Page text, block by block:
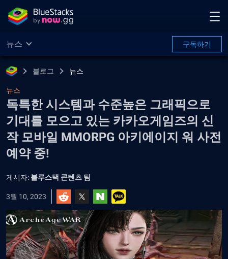
뉴스 구독하기
블로그 뉴스
뉴스
독특한 시스템과 수준높은 그래픽으로
기대를 모으고 있는 카카오게임즈의 신
작 모바일 MMORPG 아키에이지 워 사전
예약 중!
게시자: 블루스택 콘텐츠 팀
3월 10, 2023